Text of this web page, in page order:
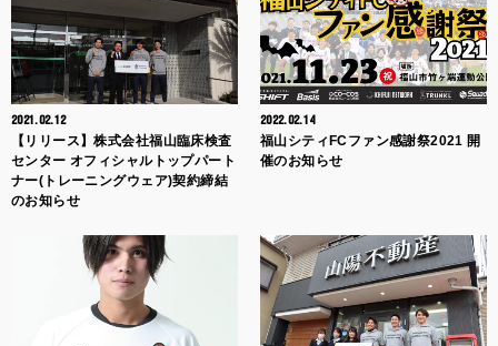
2021.02.12
【リリース】株式会社福山臨床検査
センター オフィシャルトップパート
ナー(トレーニングウェア)契約締結
のお知らせ
2022.02.14
福山シティFCファン感謝祭2021 開
催のお知らせ